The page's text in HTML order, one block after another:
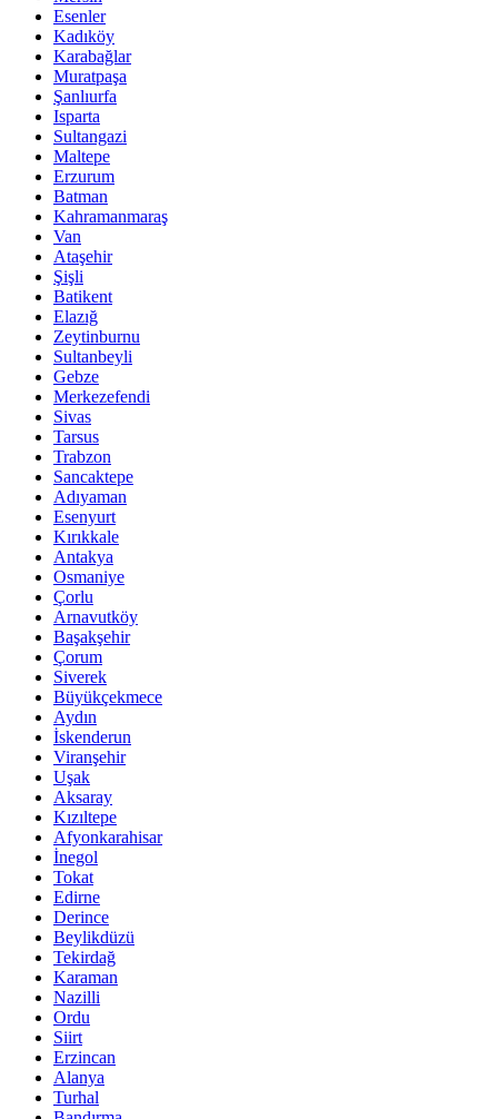
Esenler
Kadıköy
Karabağlar
Muratpaşa
Şanlıurfa
Isparta
Sultangazi
Maltepe
Erzurum
Batman
Kahramanmaraş
Van
Ataşehir
Şişli
Batikent
Elazığ
Zeytinburnu
Sultanbeyli
Gebze
Merkezefendi
Sivas
Tarsus
Trabzon
Sancaktepe
Adıyaman
Esenyurt
Kırıkkale
Antakya
Osmaniye
Çorlu
Arnavutköy
Başakşehir
Çorum
Siverek
Büyükçekmece
Aydın
İskenderun
Viranşehir
Uşak
Aksaray
Kızıltepe
Afyonkarahisar
İnegol
Tokat
Edirne
Derince
Beylikdüzü
Tekirdağ
Karaman
Nazilli
Ordu
Siirt
Erzincan
Alanya
Turhal